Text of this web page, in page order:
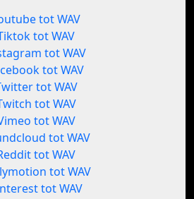
tot WAV
tot WAV
tot WAV
tot WAV
tot WAV
tot WAV
tot WAV
tot WAV
tot WAV
tot WAV
tot WAV